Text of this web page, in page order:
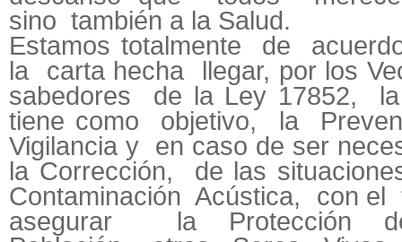
sino también a la Salud.
Estamos totalmente de
la carta hecha llegar, por los
sabedores de la Ley 17852,
tiene como objetivo, la
Vigilancia y en caso de ser
la Corrección, de las
Contaminación Acústica, con el
asegurar la Protección